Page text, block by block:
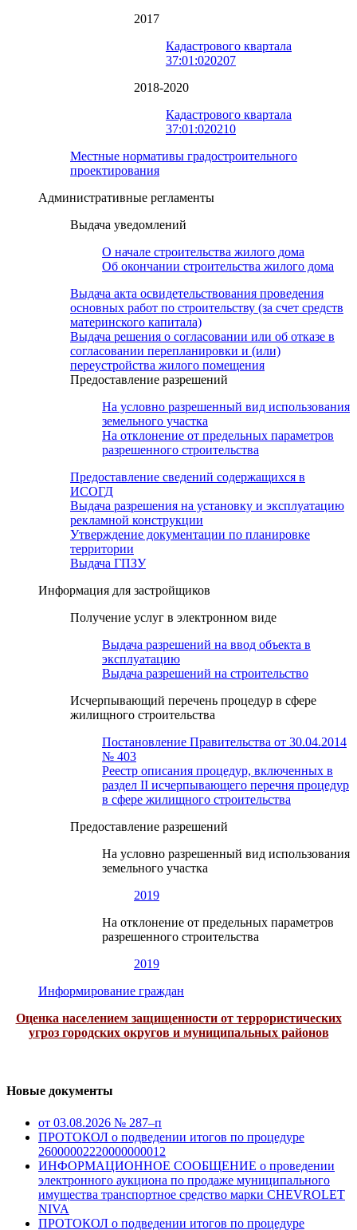
2017
Кадастрового квартала
37:01:020207
2018-2020
Кадастрового квартала
37:01:020210
Местные нормативы градостроительного
проектирования
Административные регламенты
Выдача уведомлений
О начале строительства жилого дома
Об окончании строительства жилого дома
Выдача акта освидетельствования проведения
основных работ по строительству (за счет средств
материнского капитала)
Выдача решения о согласовании или об отказе в
согласовании перепланировки и (или)
переустройства жилого помещения
Предоставление разрешений
На условно разрешенный вид использования
земельного участка
На отклонение от предельных параметров
разрешенного строительства
Предоставление сведений содержащихся в
ИСОГД
Выдача разрешения на установку и эксплуатацию
рекламной конструкции
Утверждение документации по планировке
территории
Выдача ГПЗУ
Информация для застройщиков
Получение услуг в электронном виде
Выдача разрешений на ввод объекта в
эксплуатацию
Выдача разрешений на строительство
Исчерпывающий перечень процедур в сфере
жилищного строительства
Постановление Правительства от 30.04.2014
№ 403
Реестр описания процедур, включенных в
раздел II исчерпывающего перечня процедур
в сфере жилищного строительства
Предоставление разрешений
На условно разрешенный вид использования
земельного участка
2019
На отклонение от предельных параметров
разрешенного строительства
2019
Информирование граждан
Оценка населением защищенности от террористических
угроз городских округов и муниципальных районов
Новые документы
от 03.08.2026 № 287–п
ПРОТОКОЛ о подведении итогов по процедуре
26000002220000000012
ИНФОРМАЦИОННОЕ СООБЩЕНИЕ о проведении
электронного аукциона по продаже муниципального
имущества транспортное средство марки CHEVROLET
NIVA
ПРОТОКОЛ о подведении итогов по процедуре